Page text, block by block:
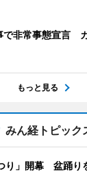
で非常事態宣言
もっと見る
みん経トピック
り」開幕 盆踊り